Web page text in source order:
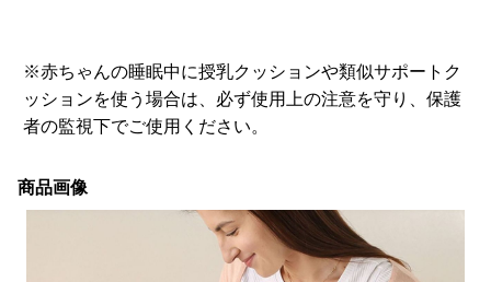
※赤ちゃんの睡眠中に授乳クッションや類似サポートク
ッションを使う場合は、必ず使用上の注意を守り、保護
者の監視下でご使用ください。
商品画像